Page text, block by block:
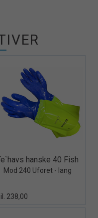
Quick View+
hanske 40 Fish
Mod 240 Uforet - lang
238,00